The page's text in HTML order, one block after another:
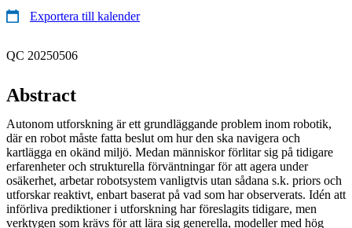
Exportera till kalender
QC 20250506
Abstract
Autonom utforskning är ett grundläggande problem inom robotik,
där en robot måste fatta beslut om hur den ska navigera och
kartlägga en okänd miljö. Medan människor förlitar sig på tidigare
erfarenheter och strukturella förväntningar för att agera under
osäkerhet, arbetar robotsystem vanligtvis utan sådana s.k. priors och
utforskar reaktivt, enbart baserat på vad som har observerats. Idén att
införliva prediktioner i utforskning har föreslagits tidigare, men
verktygen som krävs för att lära sig generella, modeller med hög